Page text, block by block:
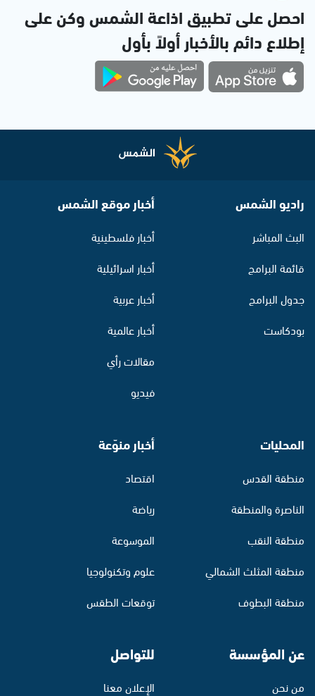
احصل على تطبيق اذاعة الشمس وكن على
إطلاع دائم بالأخبار أولاً بأول
راديو الشمس
البث المباشر
قائمة البرامج
جدول البرامج
بودكاست
أخبار موقع الشمس
أخبار فلسطينية
أخبار اسرائيلية
أخبار عربية
أخبار عالمية
مقالات رأي
فيديو
المحليات
منطقة القدس
الناصرة والمنطقة
منطقة النقب
منطقة المثلث الشمالي
منطقة البطوف
أخبار منوّعة
اقتصاد
رياضة
الموسوعة
علوم وتكنولوجيا
توقعات الطقس
عن المؤسسة
من نحن
للتواصل
الإعلان معنا